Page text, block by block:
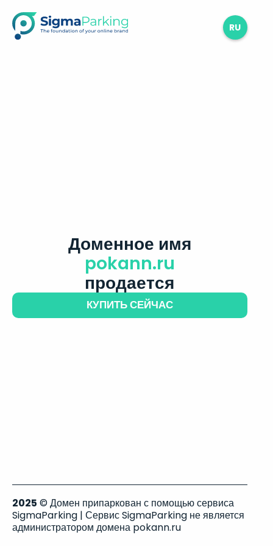
RU
Доменное имя
pokann.ru
продается
КУПИТЬ СЕЙЧАС
2025 © Домен припаркован с помощью сервиса
SigmaParking | Сервис SigmaParking не является
администратором домена pokann.ru